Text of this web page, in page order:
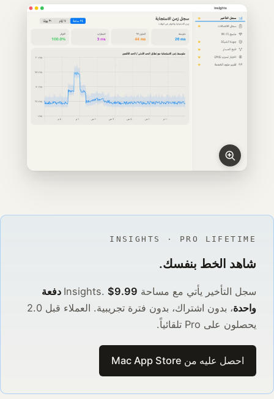
INSIGHTS · PRO LIFETIME
شاهد الخط بنفسك.
سجل التأخير يأتي مع مساحة Insights.
$9.99 دفعة
واحدة
، بدون اشتراك، بدون فترة تجريبية. العملاء قبل 2.0
يحصلون على Pro تلقائياً.
احصل عليه من Mac App Store